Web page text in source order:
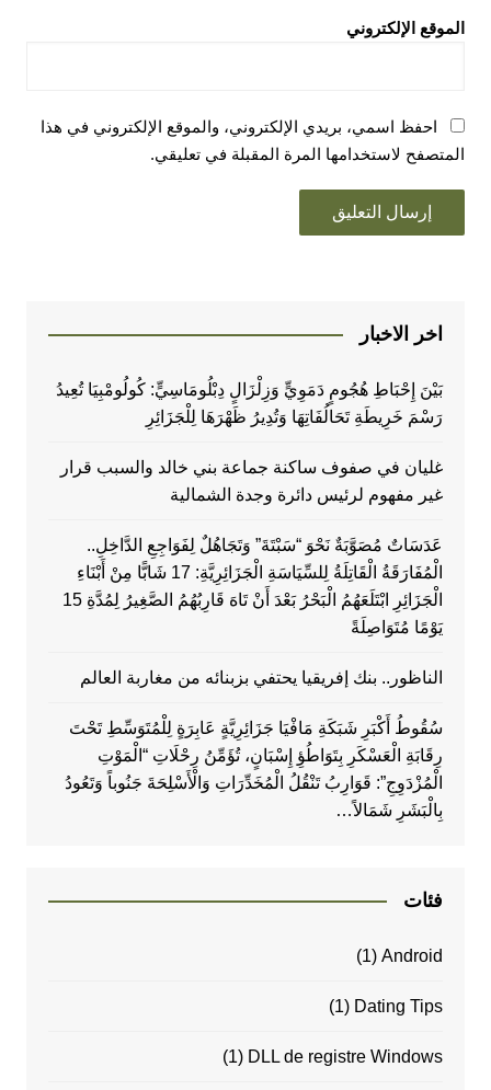
الموقع الإلكتروني
احفظ اسمي، بريدي الإلكتروني، والموقع الإلكتروني في هذا
المتصفح لاستخدامها المرة المقبلة في تعليقي.
اخر الاخبار
بَيْنَ إِحْبَاطِ هُجُومٍ دَمَوِيٍّ وَزِلْزَالٍ دِبْلُومَاسِيٍّ: كُولُومْبِيَا تُعِيدُ
رَسْمَ خَرِيطَةِ تَحَالُفَاتِهَا وَتُدِيرُ ظَهْرَهَا لِلْجَزَائِرِ
غليان في صفوف ساكنة جماعة بني خالد والسبب قرار
غير مفهوم لرئيس دائرة وجدة الشمالية
عَدَسَاتٌ مُصَوَّبَةٌ نَحْوَ “سَبْتَةَ” وَتَجَاهُلٌ لِفَوَاجِعِ الدَّاخِلِ..
الْمُفَارَقَةُ الْقَاتِلَةُ لِلسِّيَاسَةِ الْجَزَائِرِيَّةِ: 17 شَابًّا مِنْ أَبْنَاءِ
الْجَزَائِرِ ابْتَلَعَهُمُ الْبَحْرُ بَعْدَ أَنْ تَاهَ قَارِبُهُمُ الصَّغِيرُ لِمُدَّةِ 15
يَوْمًا مُتَوَاصِلَةً
الناظور.. بنك إفريقيا يحتفي بزبنائه من مغاربة العالم
سُقُوطُ أَكْبَرِ شَبَكَةِ مَافْيَا جَزَائِرِيَّةٍ عَابِرَةٍ لِلْمُتَوَسِّطِ تَحْتَ
رِقَابَةِ الْعَسْكَرِ بِتَوَاطُؤِ إِسْبَانٍ، تُؤَمِّنُ رِحْلَاتِ “الْمَوْتِ
الْمُزْدَوِجِ”: قَوَارِبُ تَنْقُلُ الْمُخَدِّرَاتِ وَالْأَسْلِحَةَ جَنُوباً وَتَعُودُ
بِالْبَشَرِ شَمَالاً…
فئات
Android
(1)
Dating Tips
(1)
DLL de registre Windows
(1)